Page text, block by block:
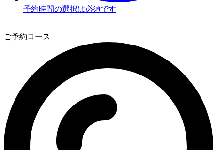
予約時間の選択は必須です
ご予約コース